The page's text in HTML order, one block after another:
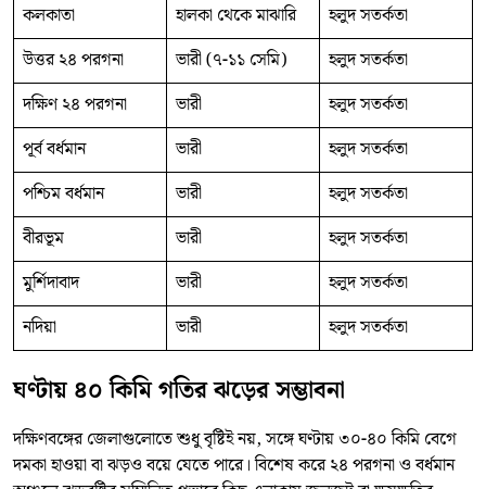
কলকাতা হালকা থেকে মাঝারি
হলুদ সতর্কতা
উত্তর ২৪ পরগনা
ভারী (৭-১১ সেমি)
হলুদ সতর্কতা
দক্ষিণ ২৪ পরগনা
ভারী
হলুদ সতর্কতা
পূর্ব বর্ধমান
ভারী
হলুদ সতর্কতা
পশ্চিম বর্ধমান
ভারী
হলুদ সতর্কতা
বীরভূম
ভারী
হলুদ সতর্কতা
মুর্শিদাবাদ
ভারী
হলুদ সতর্কতা
নদিয়া
ভারী হলুদ সতর্কতা
ঘণ্টায় ৪০ কিমি গতির ঝড়ের সম্ভাবনা
দক্ষিণবঙ্গের জেলাগুলোতে শুধু বৃষ্টিই নয়, সঙ্গে ঘণ্টায় ৩০-৪০ কিমি বেগে
দমকা হাওয়া বা ঝড়ও বয়ে যেতে পারে। বিশেষ করে ২৪ পরগনা ও বর্ধমান